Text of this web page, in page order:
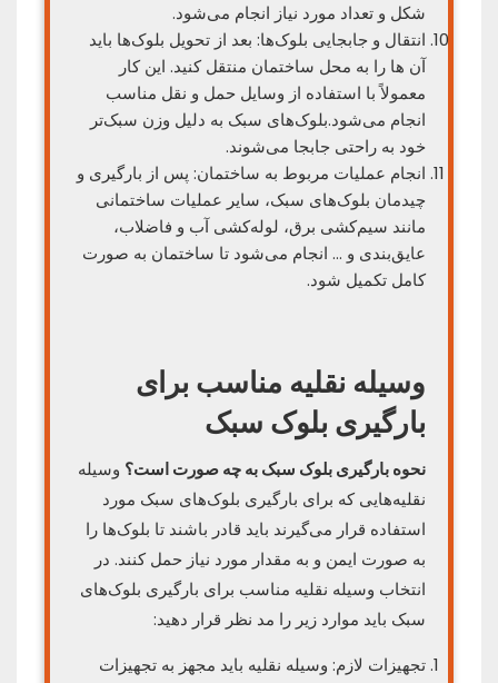
شکل و تعداد مورد نیاز انجام می‌شود.
انتقال و جابجایی بلوک‌ها: بعد از تحویل بلوک‌ها باید
آن ها را به محل ساختمان منتقل کنید. این کار
معمولاً با استفاده از وسایل حمل و نقل مناسب
انجام می‌شود.بلوک‌های سبک به دلیل وزن سبک‌تر
خود به راحتی جابجا می‌شوند.
انجام عملیات مربوط به ساختمان: پس از بارگیری و
چیدمان بلوک‌های سبک، سایر عملیات ساختمانی
مانند سیم‌کشی برق، لوله‌کشی آب و فاضلاب،
عایق‌بندی و … انجام می‌شود تا ساختمان به صورت
کامل تکمیل شود.
وسیله نقلیه مناسب برای
بارگیری بلوک سبک
نحوه بارگیری بلوک سبک به چه صورت است؟ وسیله
نقلیه‌هایی که برای بارگیری بلوک‌های سبک مورد
استفاده قرار می‌گیرند باید قادر باشند تا بلوک‌ها را
به صورت ایمن و به مقدار مورد نیاز حمل کنند. در
انتخاب وسیله نقلیه مناسب برای بارگیری بلوک‌های
سبک باید موارد زیر را مد نظر قرار دهید:
تجهیزات لازم: وسیله نقلیه باید مجهز به تجهیزات